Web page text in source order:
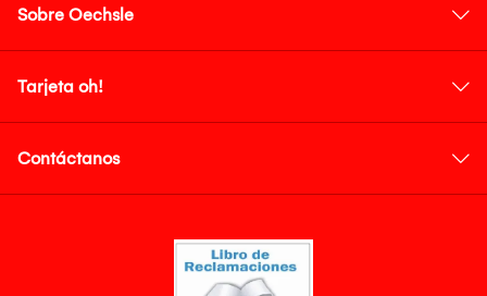
Sobre Oechsle
Tarjeta oh!
Contáctanos